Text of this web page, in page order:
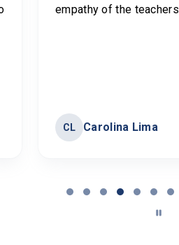
empathy of the teachers
CL Carolina Lima